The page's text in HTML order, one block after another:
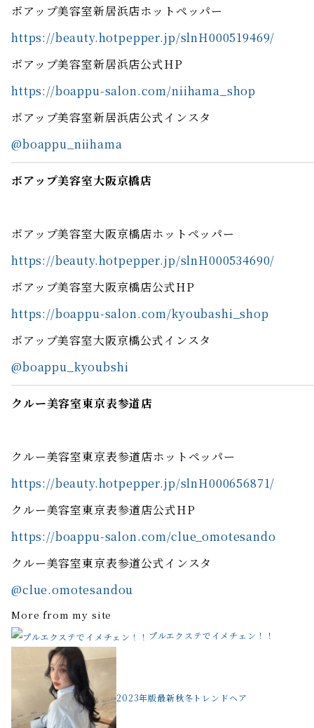
ボアップ美容室新居浜店ホットペッパー
https://beauty.hotpepper.jp/slnH000519469/
ボアップ美容室新居浜店公式HP
https://boappu-salon.com/niihama_shop
ボアップ美容室新居浜店公式インスタ
@boappu_niihama
ボアップ美容室大阪京橋店
ボアップ美容室大阪京橋店ホットペッパー
https://beauty.hotpepper.jp/slnH000534690/
ボアップ美容室大阪京橋店公式HP
https://boappu-salon.com/kyoubashi_shop
ボアップ美容室大阪京橋公式インスタ
@boappu_kyoubshi
クルー美容室東京表参道店
クルー美容室東京表参道店ホットペッパー
https://beauty.hotpepper.jp/slnH000656871/
クルー美容室東京表参道店公式HP
https://boappu-salon.com/clue_omotesando
クルー美容室東京表参道公式インスタ
@clue.omotesandou
More from my site
プルエクステでイメチェン！！
2023年版最新秋冬トレンドヘア